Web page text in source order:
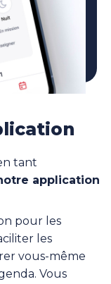
tant
application
pour les
les
vous-même
Vous